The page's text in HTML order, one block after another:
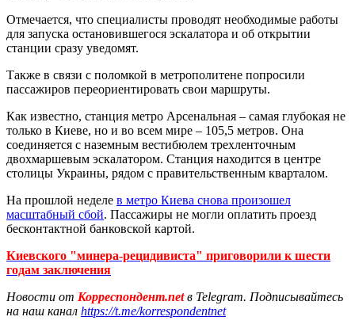
Отмечается, что специалисты проводят необходимые работы
для запуска остановившегося эскалатора и об открытии
станции сразу уведомят.
Также в связи с поломкой в метрополитене попросили
пассажиров переориентировать свои маршруты.
Как известно, станция метро Арсенальная – самая глубокая не
только в Киеве, но и во всем мире – 105,5 метров. Она
соединяется с наземным вестибюлем трехленточным
двохмаршевым эскалатором. Станция находится в центре
столицы Украины, рядом с правительственным кварталом.
На прошлой неделе в метро Киева снова произошел
масштабный сбой. Пассажиры не могли оплатить проезд
бесконтактной банковской картой.
Киевского "минера-рецидивиста" приговорили к шести
годам заключения
Новости от Корреспондент.netв Telegram. Подписывайтесь
на наш канал https://t.me/korrespondentnet